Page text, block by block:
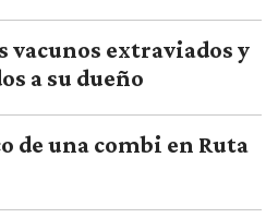
vacunos extraviados y
a su dueño
de una combi en Ruta